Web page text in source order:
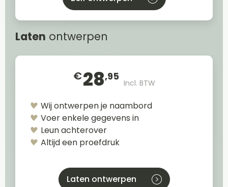
Laten ontwerpen
€28,95
Incl. BTW
Wij ontwerpen je naambord
Voer enkele gegevens in
Leun achterover
Altijd een proefdruk
Laten ontwerpen